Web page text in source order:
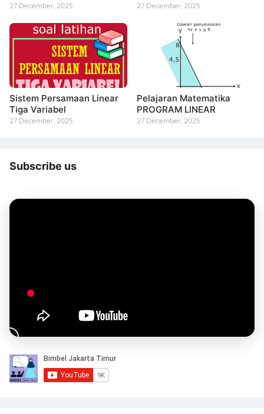
27 December, 2025 27 December, 2025
Sistem Persamaan Linear
Tiga Variabel
27 December, 2025
Pelajaran Matematika
PROGRAM LINEAR
27 December, 2025
Subscribe us